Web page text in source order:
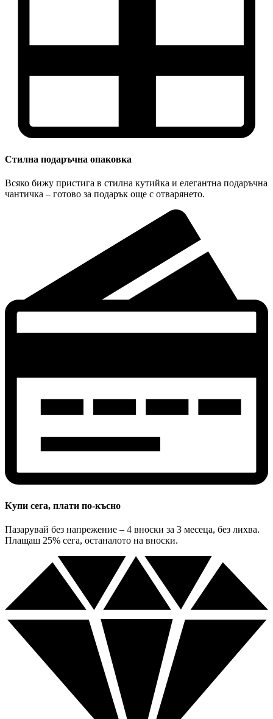
Стилна подаръчна опаковка
Всяко бижу пристига в стилна кутийка и елегантна подаръчна
чантичка – готово за подарък още с отварянето.
Купи сега, плати по-късно
Пазарувай без напрежение – 4 вноски за 3 месеца, без лихва.
Плащаш 25% сега, останалото на вноски.